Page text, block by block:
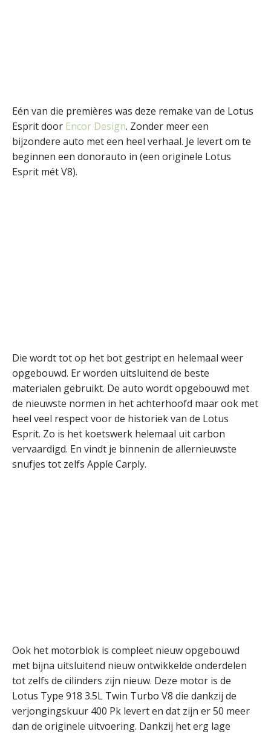
Eén van die premières was deze remake van de Lotus
Esprit door Encor Design. Zonder meer een
bijzondere auto met een heel verhaal. Je levert om te
beginnen een donorauto in (een originele Lotus
Esprit mét V8).
Die wordt tot op het bot gestript en helemaal weer
opgebouwd. Er worden uitsluitend de beste
materialen gebruikt. De auto wordt opgebouwd met
de nieuwste normen in het achterhoofd maar ook met
heel veel respect voor de historiek van de Lotus
Esprit. Zo is het koetswerk helemaal uit carbon
vervaardigd. En vindt je binnenin de allernieuwste
snufjes tot zelfs Apple Carply.
Ook het motorblok is compleet nieuw opgebouwd
met bijna uitsluitend nieuw ontwikkelde onderdelen
tot zelfs de cilinders zijn nieuw. Deze motor is de
Lotus Type 918 3.5L Twin Turbo V8 die dankzij de
verjongingskuur 400 Pk levert en dat zijn er 50 meer
dan de originele uitvoering. Dankzij het erg lage